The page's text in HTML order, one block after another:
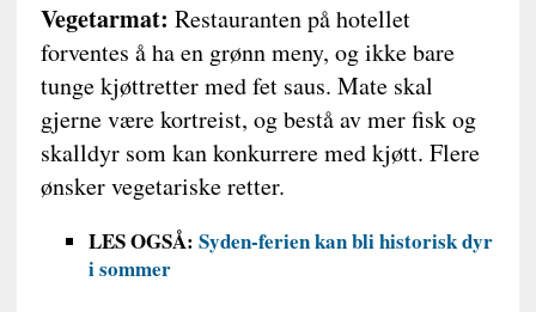
Vegetarmat: Restauranten på hotellet
forventes å ha en grønn meny, og ikke bare
tunge kjøttretter med fet saus. Mate skal
gjerne være kortreist, og bestå av mer fisk og
skalldyr som kan konkurrere med kjøtt. Flere
ønsker vegetariske retter.
LES OGSÅ: Syden-ferien kan bli historisk dyr
i sommer